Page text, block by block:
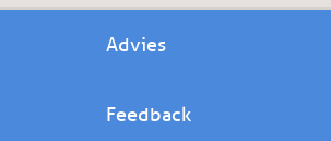
Advies
Feedback